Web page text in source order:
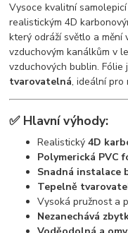
Vysoce kvalitní
realistickým 4D
který odráží světlo a
vzduchovým kanálkům v
vzduchových bublin. Fólie
tvarovatelná, ideální pro
✅ Hlavní výhody:
Realistický4D
Polymerická PVC
Snadná instalace
Tepelně
Vysoká pružnost a
Nezanechává